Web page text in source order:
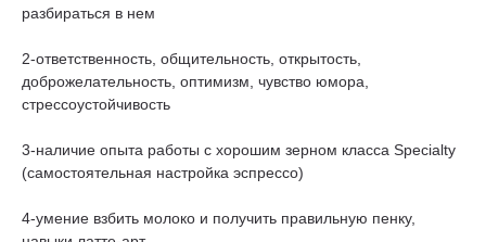
разбираться в нем
2-ответственность, общительность, открытость,
доброжелательность, оптимизм, чувство юмора,
стрессоустойчивость
3-наличие опыта работы с хорошим зерном класса Specialty
(самостоятельная настройка эспрессо)
4-умение взбить молоко и получить правильную пенку,